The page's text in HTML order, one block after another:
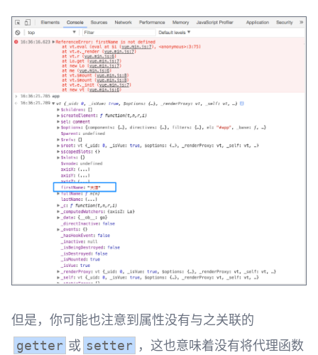
但是，你可能也注意到属性没有与之关联的
getter 或 setter ，这也意味着没有将代理函数